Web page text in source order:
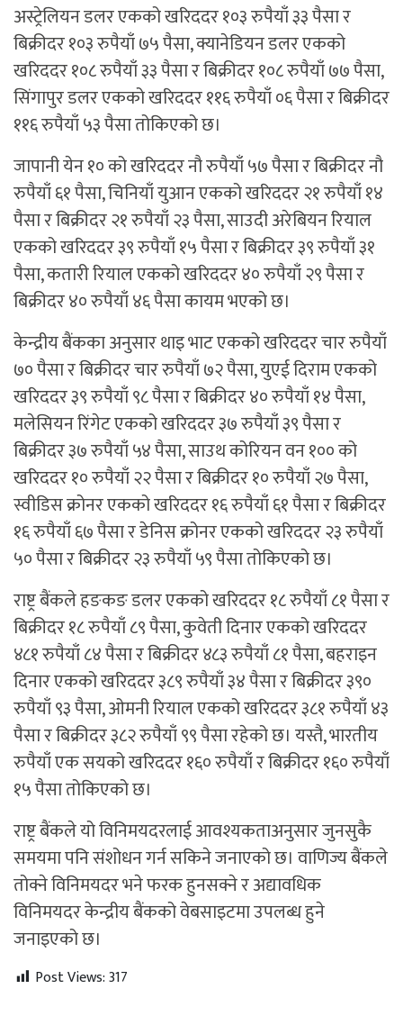
अस्ट्रेलियन डलर एकको खरिददर १०३ रुपैयाँ ३३ पैसा र
बिक्रीदर १०३ रुपैयाँ ७५ पैसा, क्यानेडियन डलर एकको
खरिददर १०८ रुपैयाँ ३३ पैसा र बिक्रीदर १०८ रुपैयाँ ७७ पैसा,
सिंगापुर डलर एकको खरिददर ११६ रुपैयाँ ०६ पैसा र बिक्रीदर
११६ रुपैयाँ ५३ पैसा तोकिएको छ।
जापानी येन १० को खरिददर नौ रुपैयाँ ५७ पैसा र बिक्रीदर नौ
रुपैयाँ ६१ पैसा, चिनियाँ युआन एकको खरिददर २१ रुपैयाँ १४
पैसा र बिक्रीदर २१ रुपैयाँ २३ पैसा, साउदी अरेबियन रियाल
एकको खरिददर ३९ रुपैयाँ १५ पैसा र बिक्रीदर ३९ रुपैयाँ ३१
पैसा, कतारी रियाल एकको खरिददर ४० रुपैयाँ २९ पैसा र
बिक्रीदर ४० रुपैयाँ ४६ पैसा कायम भएको छ।
केन्द्रीय बैंकका अनुसार थाइ भाट एकको खरिददर चार रुपैयाँ
७० पैसा र बिक्रीदर चार रुपैयाँ ७२ पैसा, युएई दिराम एकको
खरिददर ३९ रुपैयाँ ९८ पैसा र बिक्रीदर ४० रुपैयाँ १४ पैसा,
मलेसियन रिंगेट एकको खरिददर ३७ रुपैयाँ ३९ पैसा र
बिक्रीदर ३७ रुपैयाँ ५४ पैसा, साउथ कोरियन वन १०० को
खरिददर १० रुपैयाँ २२ पैसा र बिक्रीदर १० रुपैयाँ २७ पैसा,
स्वीडिस क्रोनर एकको खरिददर १६ रुपैयाँ ६१ पैसा र बिक्रीदर
१६ रुपैयाँ ६७ पैसा र डेनिस क्रोनर एकको खरिददर २३ रुपैयाँ
५० पैसा र बिक्रीदर २३ रुपैयाँ ५९ पैसा तोकिएको छ।
राष्ट्र बैंकले हङकङ डलर एकको खरिददर १८ रुपैयाँ ८१ पैसा र
बिक्रीदर १८ रुपैयाँ ८९ पैसा, कुवेती दिनार एकको खरिददर
४८१ रुपैयाँ ८४ पैसा र बिक्रीदर ४८३ रुपैयाँ ८१ पैसा, बहराइन
दिनार एकको खरिददर ३८९ रुपैयाँ ३४ पैसा र बिक्रीदर ३९०
रुपैयाँ ९३ पैसा, ओमनी रियाल एकको खरिददर ३८१ रुपैयाँ ४३
पैसा र बिक्रीदर ३८२ रुपैयाँ ९९ पैसा रहेको छ। यस्तै, भारतीय
रुपैयाँ एक सयको खरिददर १६० रुपैयाँ र बिक्रीदर १६० रुपैयाँ
१५ पैसा तोकिएको छ।
राष्ट्र बैंकले यो विनिमयदरलाई आवश्यकताअनुसार जुनसुकै
समयमा पनि संशोधन गर्न सकिने जनाएको छ। वाणिज्य बैंकले
तोक्ने विनिमयदर भने फरक हुनसक्ने र अद्यावधिक
विनिमयदर केन्द्रीय बैंकको वेबसाइटमा उपलब्ध हुने
जनाइएको छ।
Post Views:317